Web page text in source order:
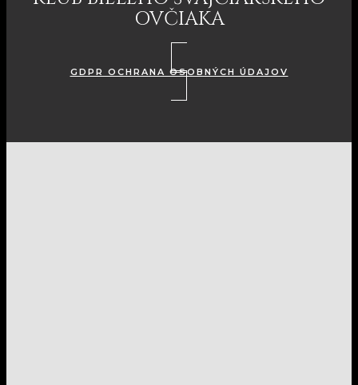
OVČIAKA
GDPR OCHRANA OSOBNÝCH ÚDAJOV